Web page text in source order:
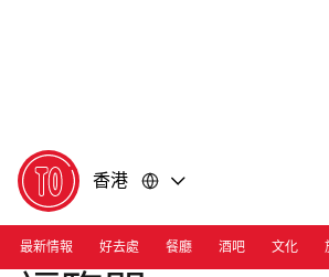
香港
最新情報 好去處 餐廳 酒吧 文化